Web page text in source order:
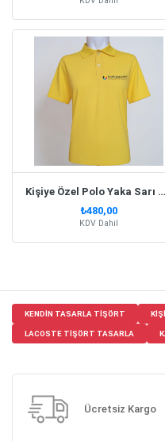
Kişiye Özel Polo Yaka Sarı Tişört
₺480,00
KDV Dahil
KENDIN TASARLA TIŞÖRT
LACOSTE TIŞÖRT TASARLA
Ücretsiz Kargo